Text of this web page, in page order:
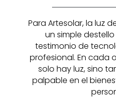
Para Artesolar, la luz
un simple
testimonio de
profesional. En cada
solo hay luz, sino
palpable en el